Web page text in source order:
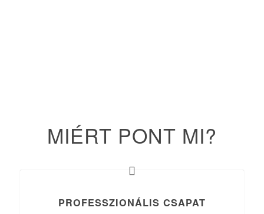
MIÉRT PONT MI?
PROFESSZIONÁLIS CSAPAT